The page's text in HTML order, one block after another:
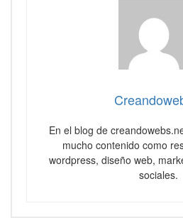
En el blog de
mucho contenido como
wordpress, diseño web,
sociales.